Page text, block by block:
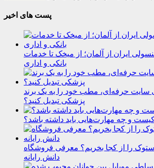
پست های اخیر
ایران از آلمان؛ از میخک تا خدمات
بانکی و اداری
سایت حرفه‌ای، مطب خود را به یک برند
پزشکی تبدیل کنید؟
کیست و چه مهارت‌هایی باید داشته باشد؟
استوک را از کجا بخریم؟ معرفی فروشگاه
دانش رایانه